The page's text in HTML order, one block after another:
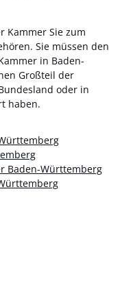
Kammer Sie zum
Sie müssen den
in Baden-
Großteil der
oder in
haben.
Baden-Württemberg